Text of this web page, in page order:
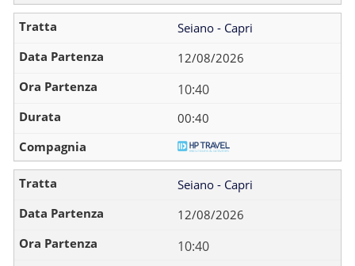
Seiano - Capri
12/08/2026
10:40
00:40
Seiano - Capri
12/08/2026
10:40